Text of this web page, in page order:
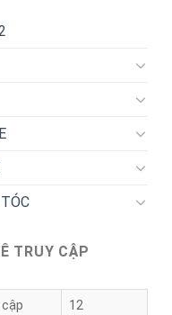
TRUY CẬP
12